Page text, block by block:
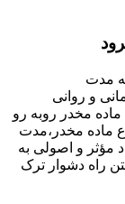
مدت
و روانی
مخدر روبه رو
ماده مخدر،مدت
و اصولی به
راه دشوار ترک